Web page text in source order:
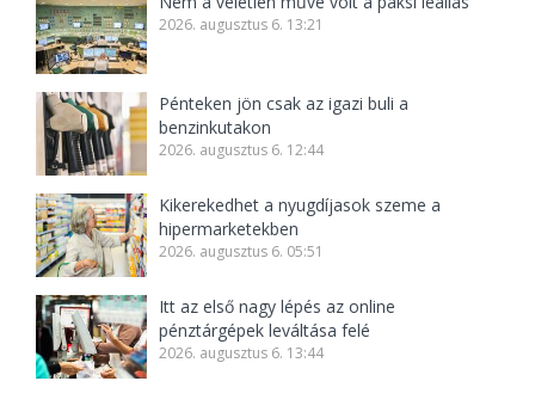
2026. augusztus 6. 13:21
Pénteken jön csak az igazi buli a
benzinkutakon
2026. augusztus 6. 12:44
Kikerekedhet a nyugdíjasok szeme a
hipermarketekben
2026. augusztus 6. 05:51
Itt az első nagy lépés az online
pénztárgépek leváltása felé
2026. augusztus 6. 13:44